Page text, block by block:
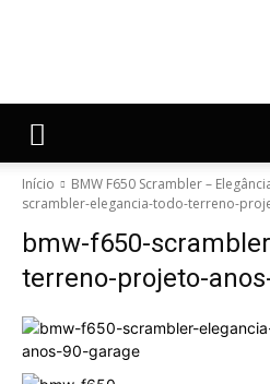
Início BMW F650 Scrambler –
scrambler-elegancia-todo-terreno-
bmw-f650-
terreno-projeto-